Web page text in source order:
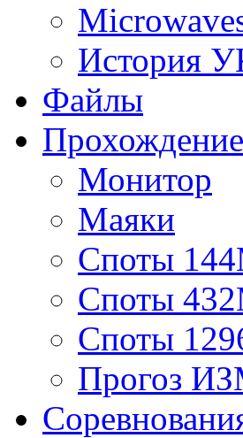
История
Файлы
Прохождение
Монитор
Маяки
Споты
Споты
Споты
Прогоз